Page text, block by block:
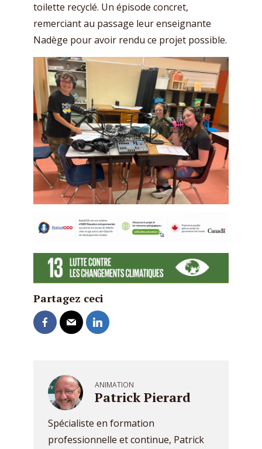
toilette recyclé. Un épisode concret,
remerciant au passage leur enseignante
Nadège pour avoir rendu ce projet possible.
Partagez ceci
ANIMATION
Patrick Pierard
Spécialiste en formation
professionnelle et continue, Patrick